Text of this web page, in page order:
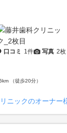
口コミ 1件 写真 2枚
（徒歩20分）
ニックのオーナー